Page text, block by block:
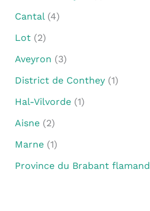
Cantal(4)
Lot(2)
Aveyron (3)
District de Conthey(1)
Hal-Vilvorde(1)
Aisne(2)
Marne(1)
Province du Brabant flamand